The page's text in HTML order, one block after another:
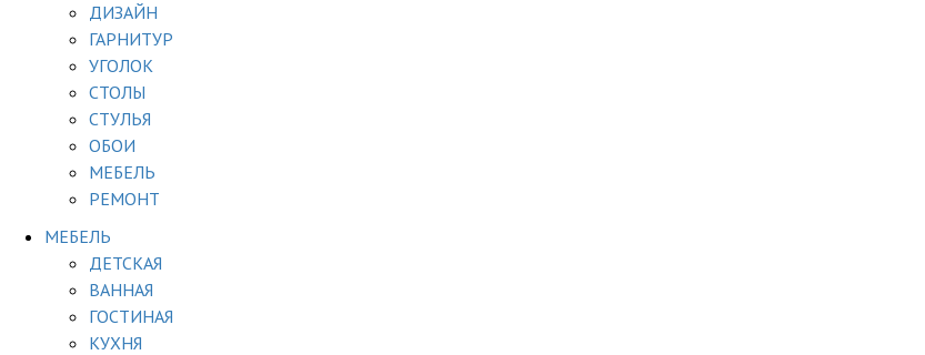
ДИЗАЙН
ГАРНИТУР
УГОЛОК
СТОЛЫ
СТУЛЬЯ
ОБОИ
МЕБЕЛЬ
РЕМОНТ
МЕБЕЛЬ
ДЕТСКАЯ
ВАННАЯ
ГОСТИНАЯ
КУХНЯ